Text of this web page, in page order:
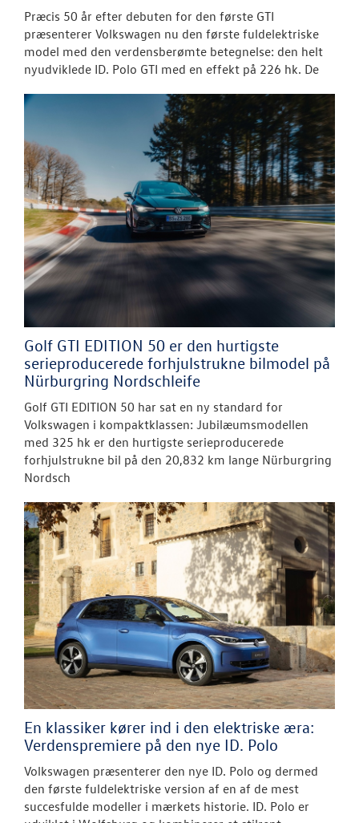
Præcis 50 år efter debuten for den første GTI
præsenterer Volkswagen nu den første fuldelektriske
model med den verdensberømte betegnelse: den helt
nyudviklede ID. Polo GTI med en effekt på 226 hk. De
Golf GTI EDITION 50 er den hurtigste
serieproducerede forhjulstrukne bilmodel på
Nürburgring Nordschleife
Golf GTI EDITION 50 har sat en ny standard for
Volkswagen i kompaktklassen: Jubilæumsmodellen
med 325 hk er den hurtigste serieproducerede
forhjulstrukne bil på den 20,832 km lange Nürburgring
Nordsch
En klassiker kører ind i den elektriske æra:
Verdenspremiere på den nye ID. Polo
Volkswagen præsenterer den nye ID. Polo og dermed
den første fuldelektriske version af en af de mest
succesfulde modeller i mærkets historie. ID. Polo er